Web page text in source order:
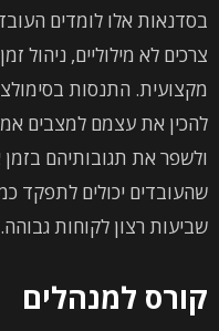
בסדנאות אלו לומדים
צרכים לא מילוליים, ניהול
מקצועית. התנסות
להכין את עצמם למצבים
ולשפר את תגובותיהם
שהעובדים יכולים לתפקד
שביעות רצון לקוחות גבוהה.
קורס למנהלים